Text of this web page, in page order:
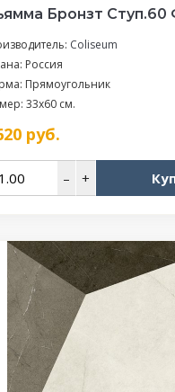
Бронзт Ступ.60
Coliseum
Россия
Прямоугольник
33x60 см.
руб.
– +